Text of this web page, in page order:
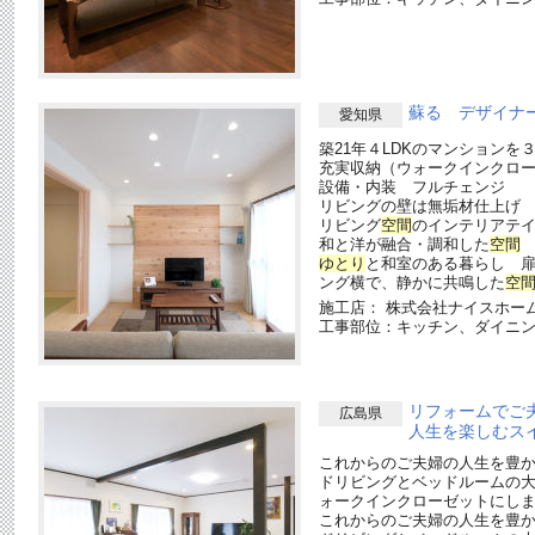
愛知県 蘇る デザイナ
築21年４LDKのマンションを
充実収納（ウォークインクロ
設備・内装 フルチェンジ
リビングの壁は無垢材仕上げ
リビング空間のインテリアテ
和と洋が融合・調和した空間
ゆとり と和室のある暮らし
ング横で、静かに共鳴した空間
施工店： 株式会社ナイスホー
工事部位：キッチン、ダイニ
広島県
リフォームでご
人生を楽しむス
これからのご夫婦の人生を豊
ドリビングとベッドルームの
ォークインクローゼットにし
これからのご夫婦の人生を豊